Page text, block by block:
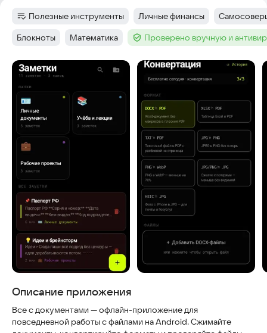
Категория:
Полезные инструменты Тег:
Личные финансы Тег:
Тег:
Блокноты Тег:
Математика Тег :Проверено вручную и
Скриншоты
Описание приложения
Все с документами — офлайн-приложение для
повседневной работы с файлами на Android. Сжимайте